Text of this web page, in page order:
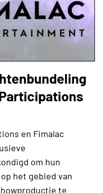
en Fimalac
om hun
het gebied van
te